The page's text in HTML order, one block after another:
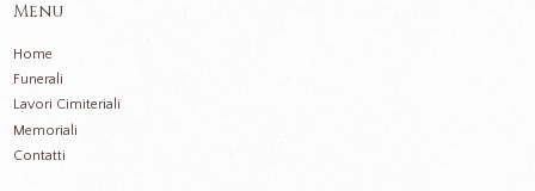
Menu
Home
Funerali
Lavori Cimiteriali
Memoriali
Contatti